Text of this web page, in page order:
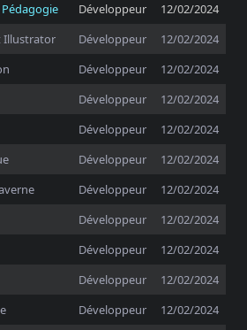
Développeur
12/02/2024
Illustrator
Développeur
12/02/2024
Développeur
12/02/2024
Développeur
12/02/2024
Développeur
12/02/2024
Développeur
12/02/2024
Développeur
12/02/2024
Développeur
12/02/2024
Développeur
12/02/2024
Développeur
12/02/2024
Développeur
12/02/2024